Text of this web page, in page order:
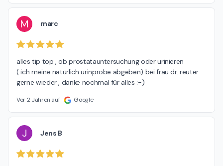
M marc
alles tip top , ob prostatauntersuchung oder urinieren
( ich meine natürlich urinprobe abgeben) bei frau dr. reuter
gerne wieder , danke nochmal für alles :-)
Vor 2 Jahren auf Google
J Jens B